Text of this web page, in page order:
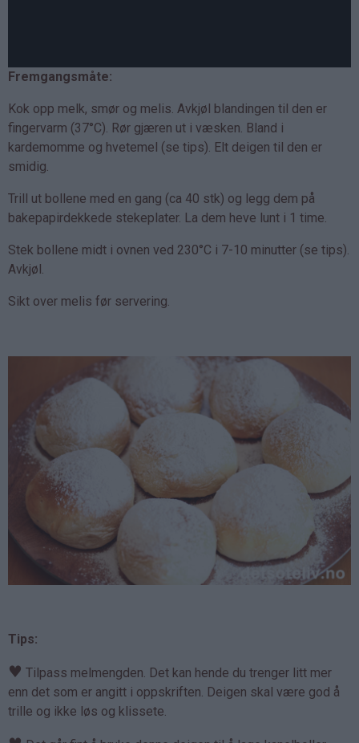
Fremgangsmåte:
Kok opp melk, smør og melis. Avkjøl blandingen til den er
fingervarm (37°C). Rør gjæren ut i væsken. Bland i
kardemomme og hvetemel (se tips). Elt deigen til den er
smidig.
Trill ut bollene med en gang (ca 40 stk) og legg dem på
bakepapirdekkede stekeplater. La dem heve lunt i 1 time.
Stek bollene midt i ovnen ved 230°C i 7-10 minutter (se tips).
Avkjøl.
Sikt over melis før servering.
Tips:
♥ Tilpass melmengden. Det kan hende du trenger litt mer
enn det som er angitt i oppskriften. Deigen skal være god å
trille og ikke løs og klissete.